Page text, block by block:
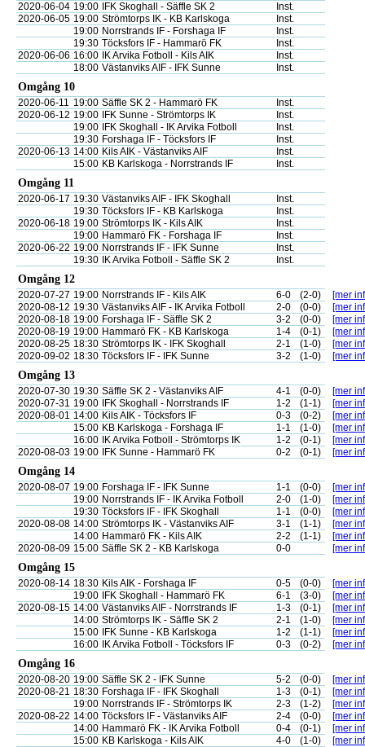
2020-06-04 19:00 IFK Skoghall - Säffle SK 2
Inst.
2020-06-05 19:00 Strömtorps IK - KB Karlskoga
Inst.
19:00 Norrstrands IF - Forshaga IF
Inst.
19:30 Töcksfors IF - Hammarö FK
Inst.
2020-06-06 16:00 IK Arvika Fotboll - Kils AIK
Inst.
18:00 Västanviks AIF - IFK Sunne Inst.
Omgång 10
2020-06-11 19:00 Säffle SK 2 - Hammarö FK
Inst.
2020-06-12 19:00 IFK Sunne - Strömtorps IK
Inst.
19:00
IFK Skoghall - IK Arvika Fotboll
Inst.
19:30 Forshaga IF - Töcksfors IF
Inst.
2020-06-13 14:00 Kils AIK - Västanviks AIF
Inst.
15:00 KB Karlskoga - Norrstrands IF Inst.
Omgång 11
2020-06-17 19:30 Västanviks AIF - IFK Skoghall
Inst.
19:30 Töcksfors IF - KB Karlskoga
Inst.
2020-06-18 19:00 Strömtorps IK - Kils AIK
Inst.
19:00 Hammarö FK - Forshaga IF
Inst.
2020-06-22 19:00 Norrstrands IF - IFK Sunne
Inst.
19:30
IK Arvika Fotboll - Säffle SK 2 Inst.
Omgång 12
2020-07-27 19:00 Norrstrands IF - Kils AIK 6-0 (2-0)
[mer
2020-08-12 19:30 Västanviks AIF - IK Arvika Fotboll 2-0 (0-0)
[mer
2020-08-18 19:00 Forshaga IF - Säffle SK 2 3-2 (0-0)
[mer
2020-08-19 19:00 Hammarö FK - KB Karlskoga 1-4 (0-1)
[mer
2020-08-25 18:30 Strömtorps IK - IFK Skoghall 2-1 (1-0)
[mer
2020-09-02 18:30 Töcksfors IF - IFK Sunne 3-2 (1-0) [mer
Omgång 13
2020-07-30 19:30 Säffle SK 2 - Västanviks AIF 4-1 (0-0)
[mer
2020-07-31 19:00 IFK Skoghall - Norrstrands IF 1-2 (1-1)
[mer
2020-08-01 14:00 Kils AIK - Töcksfors IF 0-3 (0-2)
[mer
15:00 KB Karlskoga - Forshaga IF 1-1 (1-0)
[mer
16:00
IK Arvika Fotboll - Strömtorps IK 1-2 (0-1)
[mer
2020-08-03 19:00 IFK Sunne - Hammarö FK 0-2 (0-1) [mer
Omgång 14
2020-08-07 19:00 Forshaga IF - IFK Sunne 1-1 (0-0)
[mer
19:00 Norrstrands IF - IK Arvika Fotboll 2-0 (1-0)
[mer
19:30 Töcksfors IF - IFK Skoghall 1-1 (0-0)
[mer
2020-08-08 14:00 Strömtorps IK - Västanviks AIF 3-1 (1-1)
[mer
14:00 Hammarö FK - Kils AIK 2-2 (1-1)
[mer
2020-08-09 15:00 Säffle SK 2 - KB Karlskoga 0-0 [mer
Omgång 15
2020-08-14 18:30 Kils AIK - Forshaga IF 0-5 (0-0)
[mer
19:00
IFK Skoghall - Hammarö FK 6-1 (3-0)
[mer
2020-08-15 14:00 Västanviks AIF - Norrstrands IF 1-3 (0-1)
[mer
14:00 Strömtorps IK - Säffle SK 2 2-1 (1-0)
[mer
15:00
IFK Sunne - KB Karlskoga 1-2 (1-1)
[mer
16:00
IK Arvika Fotboll - Töcksfors IF 0-3 (0-2) [mer
Omgång 16
2020-08-20 19:00 Säffle SK 2 - IFK Sunne 5-2 (0-0)
[mer
2020-08-21 18:30 Forshaga IF - IFK Skoghall 1-3 (0-1)
[mer
19:00 Norrstrands IF - Strömtorps IK 2-3 (1-2)
[mer
2020-08-22 14:00 Töcksfors IF - Västanviks AIF 2-4 (0-0)
[mer
14:00 Hammarö FK - IK Arvika Fotboll 0-4 (0-1)
[mer
15:00 KB Karlskoga - Kils AIK 4-0 (1-0) [mer